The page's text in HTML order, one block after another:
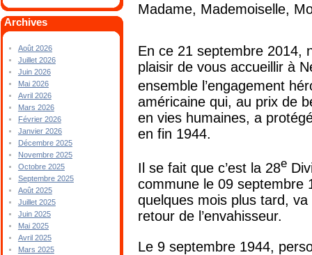
Archives
Août 2026
Juillet 2026
Juin 2026
Mai 2026
Avril 2026
Mars 2026
Février 2026
Janvier 2026
Décembre 2025
Novembre 2025
Octobre 2025
Septembre 2025
Août 2025
Juillet 2025
Juin 2025
Mai 2025
Avril 2025
Mars 2025
Madame, Mademoiselle,
En ce 21 septembre 2014,
plaisir de vous accueillir à
ensemble l’engagement
américaine qui, au prix de
en vies humaines, a
en fin 1944.
Il se fait que c’est la 28e
commune le 09 septembre
quelques mois plus tard,
retour de l’envahisseur.
Le 9 septembre 1944,